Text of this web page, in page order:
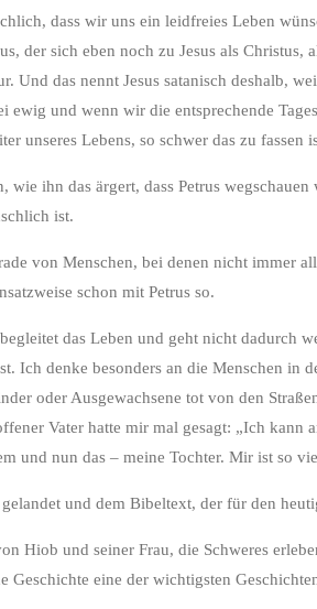
dass wir uns ein leidfreies Leben
der sich eben noch zu Jesus als
Und das nennt Jesus satanisch deshalb,
ewig und wenn wir die entsprechende
unseres Lebens, so schwer das zu fassen
wie ihn das ärgert, dass Petrus
ist.
von Menschen, bei denen nicht immer
schon mit Petrus so.
das Leben und geht nicht dadurch
Ich denke besonders an die Menschen
oder Ausgewachsene tot von den
Vater hatte mir mal gesagt: „Ich
und nun das – meine Tochter. Mir ist so
und dem Bibeltext, der für den
Hiob und seiner Frau, die Schweres
Geschichte eine der wichtigsten